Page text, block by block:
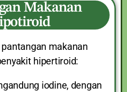
Makanan
makanan
hipertiroid:
iodine, dengan